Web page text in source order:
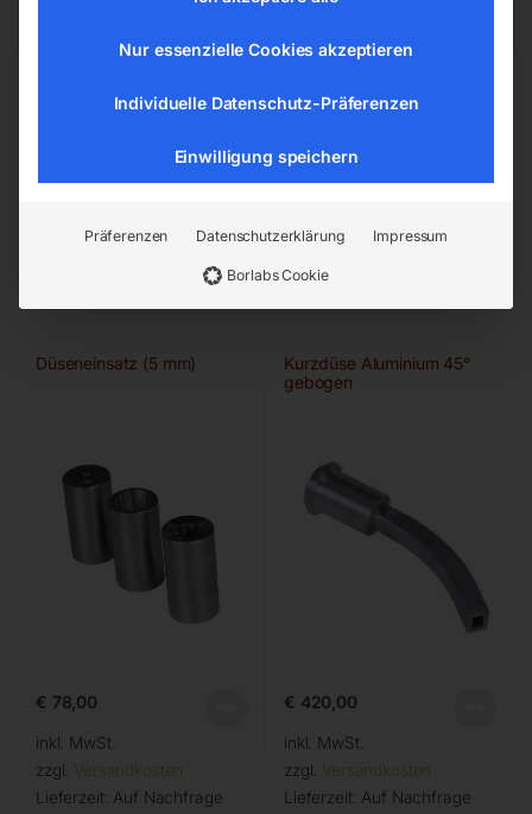
Ähnliche Produkte
Düseneinsatz (5 mm)
€ 78,00
inkl. MwSt.
zzgl. Versandkosten
Lieferzeit: Auf Nachfrage
Kurzdüse Aluminium 45°
gebogen
€ 420,00
inkl. MwSt.
zzgl. Versandkosten
Lieferzeit: Auf Nachfrage
Nur essenzielle Cookies akzeptieren
Individuelle Datenschutz-Präferenzen
Einwilligung speichern
Präferenzen Datenschutzerklärung Impressum
Borlabs Cookie